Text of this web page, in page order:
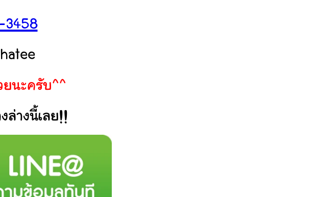
นะครับ^^
ล่างนี้เลย!!